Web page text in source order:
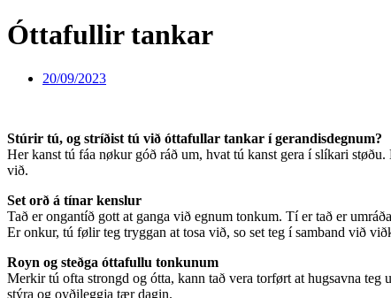
Óttafullir tankar
20/09/2023
Stúrir tú, og stríðist tú við óttafullar tankar í gerandisdegnum?
Her kanst tú fáa nøkur góð ráð um, hvat tú kanst gera í slíkari
við.
Set orð á tínar kenslur
Tað er ongantíð gott at ganga við egnum tonkum. Tí er tað er
Er onkur, tú følir teg tryggan at tosa við, so set teg í samband við
Royn og steðga óttafullu tonkunum
Merkir tú ofta strongd og ótta, kann tað vera torført at hugsavna
stýra og oyðileggja tær dagin.